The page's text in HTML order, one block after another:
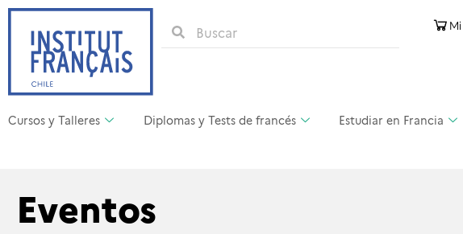
Cursos y Talleres Diplomas y Tests de francés Estudiar en Francia
Eventos